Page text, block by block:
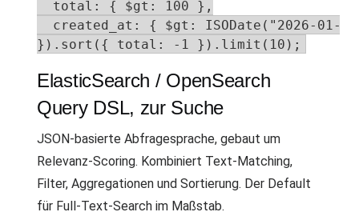
  total: { $gt: 100 },
created_at: { $gt: ISODate("2026-01-
}).sort({ total: -1 }).limit(10);
ElasticSearch / OpenSearch
Query DSL, zur Suche
JSON-basierte Abfragesprache, gebaut um
Relevanz-Scoring. Kombiniert Text-Matching,
Filter, Aggregationen und Sortierung. Der Default
für Full-Text-Search im Maßstab.